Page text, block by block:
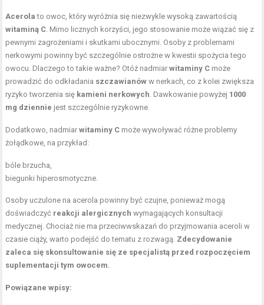
Acerola to owoc, który wyróżnia się niezwykle wysoką zawartością
witaminą C . Mimo licznych korzyści, jego stosowanie może wiązać się z
pewnymi zagrożeniami i skutkami ubocznymi. Osoby z problemami
nerkowymi powinny być szczególnie ostrożne w kwestii spożycia tego
owocu. Dlaczego to takie ważne? Otóż nadmiarwitaminy C może
prowadzić do odkładania szczawianów w nerkach, co z kolei zwiększa
ryzyko tworzenia się kamieni nerkowych . Dawkowanie powyżej 1000
mg dziennie jest szczególnie ryzykowne.
Dodatkowo, nadmiarwitaminy C może wywoływać różne problemy
żołądkowe, na przykład:
bóle brzucha,
biegunki hiperosmotyczne.
Osoby uczulone na acerola powinny być czujne, ponieważ mogą
doświadczyć reakcji alergicznych wymagających konsultacji
medycznej. Chociaż nie ma przeciwwskazań do przyjmowania aceroli w
czasie ciąży, warto podejść do tematu z rozwagą. Zdecydowanie
zaleca się skonsultowanie się ze specjalistą przed rozpoczęciem
suplementacji tym owocem.
Powiązane wpisy: